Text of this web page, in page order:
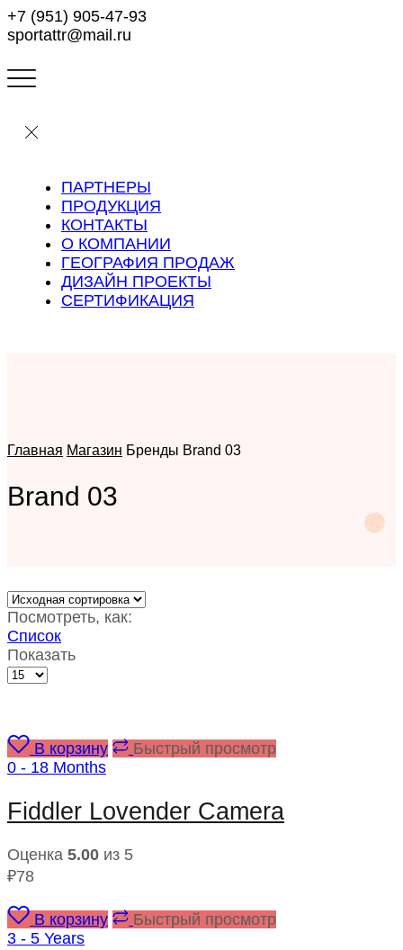
+7 (951) 905-47-93
sportattr@mail.ru
ПАРТНЕРЫ
ПРОДУКЦИЯ
КОНТАКТЫ
О КОМПАНИИ
ГЕОГРАФИЯ ПРОДАЖ
ДИЗАЙН ПРОЕКТЫ
СЕРТИФИКАЦИЯ
Главная Магазин Бренды Brand 03
Brand 03
Посмотреть, как:
Список
Показать
В корзину
Быстрый просмотр
0 - 18 Months
Fiddler Lovender Camera
Оценка 5.00 из 5
₽78
В корзину
Быстрый просмотр
3 - 5 Years